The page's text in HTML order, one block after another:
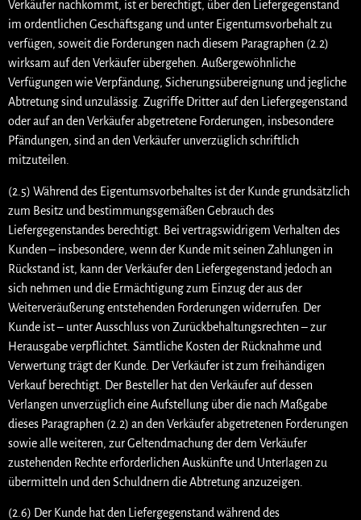
Verkäufer nachkommt, ist er berechtigt, über den Liefergegenstand
im ordentlichen Geschäftsgang und unter Eigentumsvorbehalt zu
verfügen, soweit die Forderungen nach diesem Paragraphen (2.2)
wirksam auf den Verkäufer übergehen. Außergewöhnliche
Verfügungen wie Verpfändung, Sicherungsübereignung und jegliche
Abtretung sind unzulässig. Zugriffe Dritter auf den Liefergegenstand
oder auf an den Verkäufer abgetretene Forderungen, insbesondere
Pfändungen, sind an den Verkäufer unverzüglich schriftlich
mitzuteilen.
(2.5) Während des Eigentumsvorbehaltes ist der Kunde grundsätzlich
zum Besitz und bestimmungsgemäßen Gebrauch des
Liefergegenstandes berechtigt. Bei vertragswidrigem Verhalten des
Kunden – insbesondere, wenn der Kunde mit seinen Zahlungen in
Rückstand ist, kann der Verkäufer den Liefergegenstand jedoch an
sich nehmen und die Ermächtigung zum Einzug der aus der
Weiterveräußerung entstehenden Forderungen widerrufen. Der
Kunde ist – unter Ausschluss von Zurückbehaltungsrechten – zur
Herausgabe verpflichtet. Sämtliche Kosten der Rücknahme und
Verwertung trägt der Kunde. Der Verkäufer ist zum freihändigen
Verkauf berechtigt. Der Besteller hat den Verkäufer auf dessen
Verlangen unverzüglich eine Aufstellung über die nach Maßgabe
dieses Paragraphen (2.2) an den Verkäufer abgetretenen Forderungen
sowie alle weiteren, zur Geltendmachung der dem Verkäufer
zustehenden Rechte erforderlichen Auskünfte und Unterlagen zu
übermitteln und den Schuldnern die Abtretung anzuzeigen.
(2.6) Der Kunde hat den Liefergegenstand während des